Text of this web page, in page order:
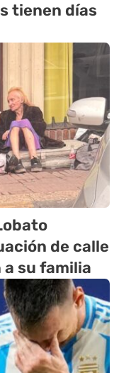
tienen días
de calle
a su familia